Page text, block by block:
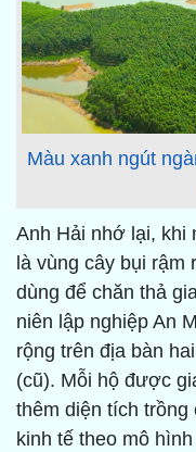
Màu xanh ngút
Anh Hải nhớ lại, khi
là vùng cây bụi rậm
dùng để chăn thả
niên lập nghiệp An
rộng trên địa bàn
(cũ). Mỗi hộ được
thêm diện tích trồng
kinh tế theo mô